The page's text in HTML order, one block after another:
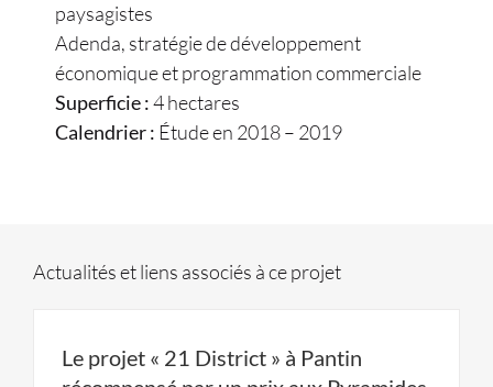
paysagistes
Adenda, stratégie de développement
économique et programmation commerciale
Superficie :4 hectares
Calendrier : Étude en 2018 – 2019
Actualités et liens associés à ce projet
Le projet « 21 District » à Pantin